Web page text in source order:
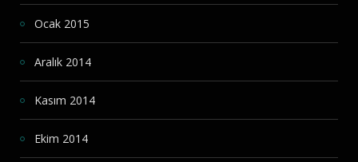
Ocak 2015
Aralık 2014
Kasım 2014
Ekim 2014